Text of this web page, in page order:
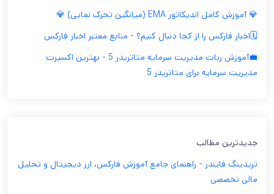
💎 آموزش کامل اندیکاتور EMA (میانگین تحرک نمایی) 💎
🗓️اخبار فارکس را از کجا دنبال کنیم؟ - منابع معتبر اخبار فارکس
💼آموزش ربات مدیریت سرمایه متاتریدر 5 - بهترین اکسپرت
مدیریت سرمایه برای متاتریدر 5
جدیدترین مطالب
تریدینگ فایندر - راهنمای جامع آموزش فارکس، ارز دیجیتال و تحلیل
مالی تخصصی